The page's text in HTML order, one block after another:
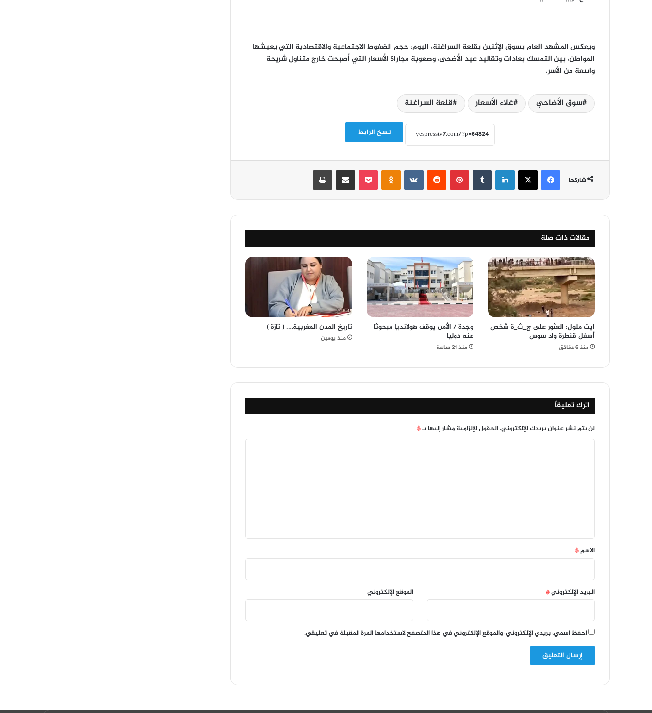
ويعكس المشهد العام بسوق الإثنين بقلعة السراغنة، اليوم، حجم الضغوط الاجتماعية والاقتصادية التي يعيشها
المواطن، بين التمسك بعادات وتقاليد عيد الأضحى، وصعوبة مجاراة الأسعار التي أصبحت خارج متناول شريحة
واسعة من الأسر.
سوق الأضاحي غلاء الأسعار قلعة السراغنة
نسخ الرابط
شاركها
فيسبوك ‫X لينكدإن بينتيريست مشاركة عبر البريد
مقالات ذات صلة
ايت ملول: العثور على ج_ث_ة شخص
أسفل قنطرة واد سوس
منذ 6 دقائق
وجدة / الأمن يوقف هولانديا مبحوثا
عنه دوليا
منذ 21 ساعة
تاريخ المدن المغربية…. ( تازة )
منذ يومين
اترك تعليقاً
لن يتم نشر عنوان بريدك الإلكتروني.الحقول الإلزامية مشار إليها بـ*
*
الاسم*
البريد الإلكتروني* الموقع الإلكتروني
احفظ اسمي، بريدي الإلكتروني، والموقع الإلكتروني في هذا المتصفح لاستخدامها المرة المقبلة في تعليقي.